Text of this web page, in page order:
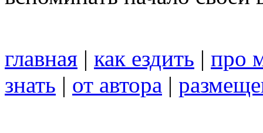
главная | как ездить | про
знать | от автора |